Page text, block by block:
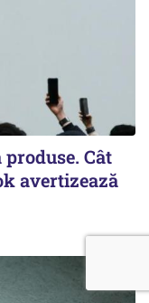
Cât
avertizează